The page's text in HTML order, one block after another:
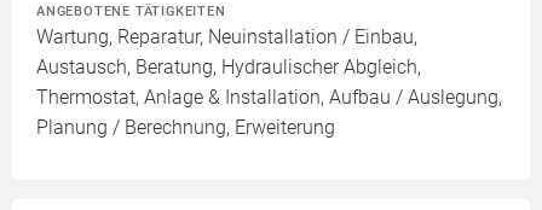
ANGEBOTENE TÄTIGKEITEN
Wartung, Reparatur, Neuinstallation / Einbau,
Austausch, Beratung, Hydraulischer Abgleich,
Thermostat, Anlage & Installation, Aufbau / Auslegung,
Planung / Berechnung, Erweiterung